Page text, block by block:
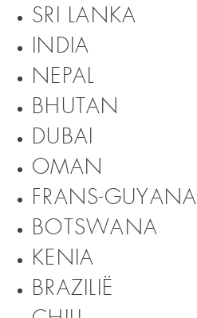
SRI LANKA
INDIA
NEPAL
BHUTAN
DUBAI
OMAN
FRANS-GUYANA
BOTSWANA
KENIA
BRAZILIË